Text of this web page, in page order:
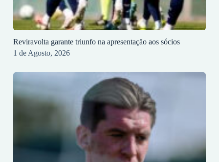
Reviravolta garante triunfo na apresentação aos sócios
1 de Agosto, 2026